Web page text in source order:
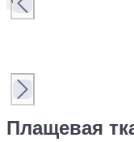
Плащевая